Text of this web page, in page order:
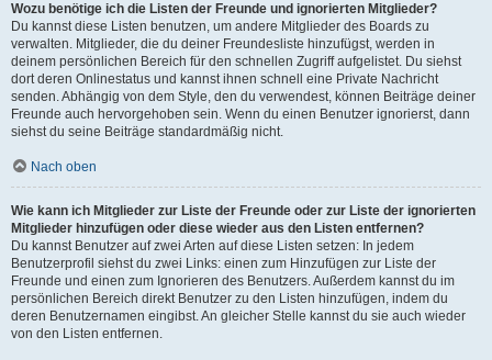
Wozu benötige ich die Listen der Freunde und ignorierten Mitglieder?
Du kannst diese Listen benutzen, um andere Mitglieder des Boards zu
verwalten. Mitglieder, die du deiner Freundesliste hinzufügst, werden in
deinem persönlichen Bereich für den schnellen Zugriff aufgelistet. Du siehst
dort deren Onlinestatus und kannst ihnen schnell eine Private Nachricht
senden. Abhängig von dem Style, den du verwendest, können Beiträge deiner
Freunde auch hervorgehoben sein. Wenn du einen Benutzer ignorierst, dann
siehst du seine Beiträge standardmäßig nicht.
Nach oben
Wie kann ich Mitglieder zur Liste der Freunde oder zur Liste der ignorierten
Mitglieder hinzufügen oder diese wieder aus den Listen entfernen?
Du kannst Benutzer auf zwei Arten auf diese Listen setzen: In jedem
Benutzerprofil siehst du zwei Links: einen zum Hinzufügen zur Liste der
Freunde und einen zum Ignorieren des Benutzers. Außerdem kannst du im
persönlichen Bereich direkt Benutzer zu den Listen hinzufügen, indem du
deren Benutzernamen eingibst. An gleicher Stelle kannst du sie auch wieder
von den Listen entfernen.